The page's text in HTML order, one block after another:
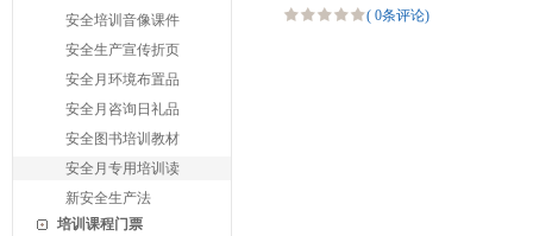
安全培训音像课件
安全生产宣传折页
安全月环境布置品
安全月咨询日礼品
安全图书培训教材
安全月专用培训读
新安全生产法
培训课程门票
( 0条评论)